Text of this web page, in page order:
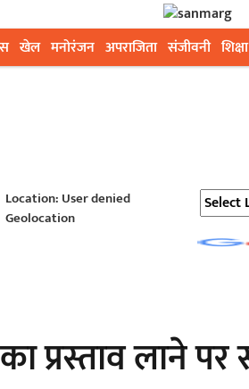
खेल मनोरंजन अपराजिता संजीवनी शिक्षा
Location: User denied
Geolocation
प्रस्ताव लाने पर